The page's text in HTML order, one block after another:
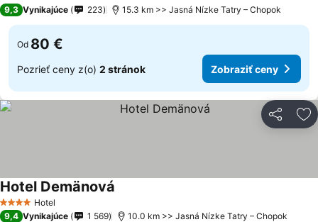
9,3 Vynikajúce 223 15.3 km >> Jasná Nízke Tatry – Chopok
Od 80 €
Pozrieť ceny z(o) 2 stránok Zobraziť ceny
Zdieľať
4 Počet hviezdičiek
Hotel
Hotel Demänová
9,4 Vynikajúce 1 569 10.0 km >> Jasná Nízke Tatry – Chopok